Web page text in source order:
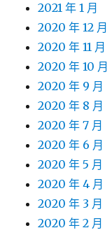
2021 年 1 月
2020 年 12 月
2020 年 11 月
2020 年 10 月
2020 年 9 月
2020 年 8 月
2020 年 7 月
2020 年 6 月
2020 年 5 月
2020 年 4 月
2020 年 3 月
2020 年 2 月